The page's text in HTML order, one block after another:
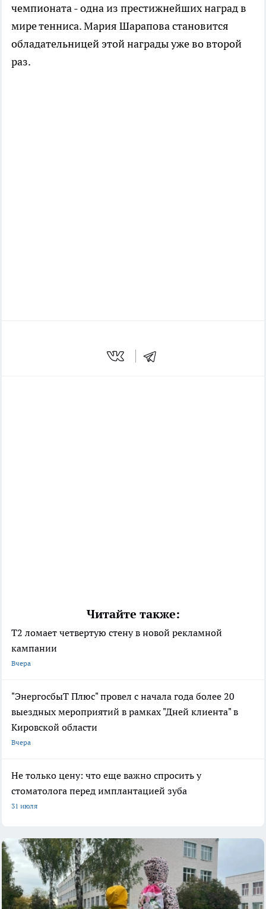
чемпионата - одна из престижнейших наград в
мире тенниса. Мария Шарапова становится
обладательницей этой награды уже во второй
раз.
Читайте также:
Т2 ломает четвертую стену в новой рекламной
кампании
Вчера
"ЭнергосбыТ Плюс" провел с начала года более 20
выездных мероприятий в рамках "Дней клиента" в
Кировской области
Вчера
Не только цену: что еще важно спросить у
стоматолога перед имплантацией зуба
31 июля